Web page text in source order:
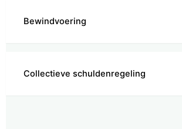
Bewindvoering
Collectieve schuldenregeling